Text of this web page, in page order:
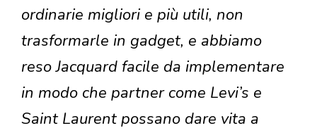
ordinarie migliori e più utili, non
trasformarle in gadget, e abbiamo
reso Jacquard facile da implementare
in modo che partner come Levi’s e
Saint Laurent possano dare vita a